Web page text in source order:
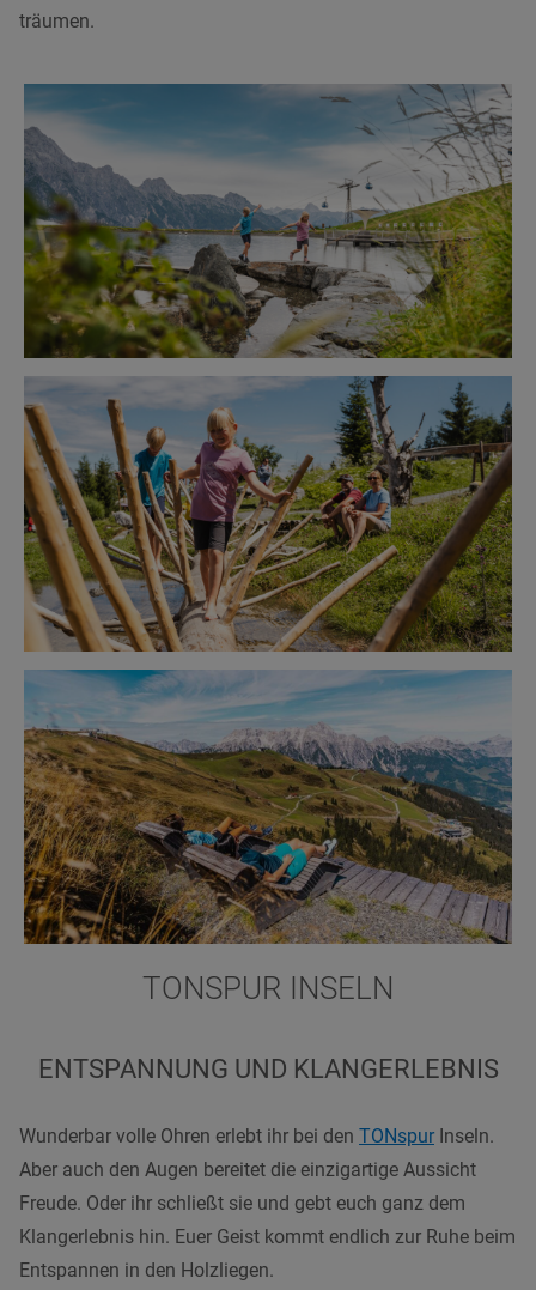
träumen.
TONSPUR INSELN
ENTSPANNUNG UND KLANGERLEBNIS
Wunderbar volle Ohren erlebt ihr bei den TONspur Inseln.
Aber auch den Augen bereitet die einzigartige Aussicht
Freude. Oder ihr schließt sie und gebt euch ganz dem
Klangerlebnis hin. Euer Geist kommt endlich zur Ruhe beim
Entspannen in den Holzliegen.